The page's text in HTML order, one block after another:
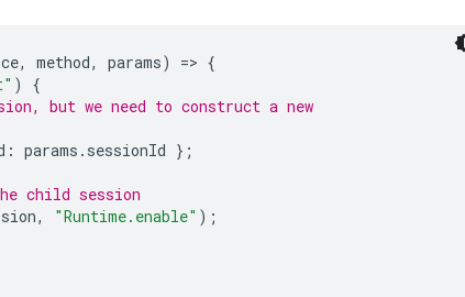
, method, params) => {
)
{
but we need to construct a new
: params . sessionId };
child session
, "Runtime.enable" );